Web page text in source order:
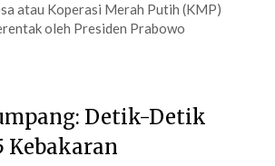
atau Koperasi Merah Putih (KMP)
oleh Presiden Prabowo
Detik-Detik
Kebakaran